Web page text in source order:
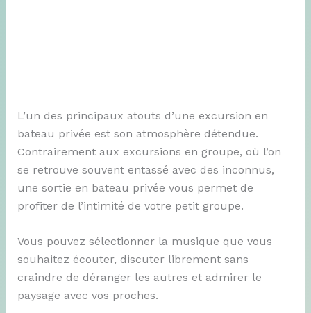
L’un des principaux atouts d’une excursion en
bateau privée est son atmosphère détendue.
Contrairement aux excursions en groupe, où l’on
se retrouve souvent entassé avec des inconnus,
une sortie en bateau privée vous permet de
profiter de l’intimité de votre petit groupe.
Vous pouvez sélectionner la musique que vous
souhaitez écouter, discuter librement sans
craindre de déranger les autres et admirer le
paysage avec vos proches.